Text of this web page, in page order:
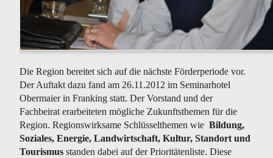
Die Region bereitet sich auf die nächste Förderperiode vor.
Der Auftakt dazu fand am 26.11.2012 im Seminarhotel
Obermaier in Franking statt. Der Vorstand und der
Fachbeirat erarbeiteten mögliche Zukunftsthemen für die
Region. Regionswirksame Schlüsselthemen wie Bildung,
Soziales, Energie, Landwirtschaft, Kultur, Standort und
Tourismus standen dabei auf der Prioritätenliste. Diese